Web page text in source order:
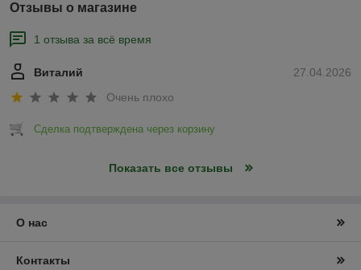
Отзывы о магазине
1 отзыва за всё время
27.04.2026
Виталий
Очень плохо
Сделка подтверждена через корзину
Показать все отзывы
О нас
Контакты